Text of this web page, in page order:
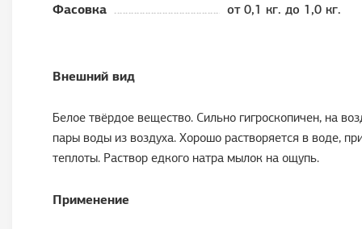
Фасовка от 0,1 кг. до 1,0 кг.
Внешний вид
Белое твёрдое вещество. Сильно гигроскопичен, на
пары воды из воздуха. Хорошо растворяется в воде,
теплоты. Раствор едкого натра мылок на ощупь.
Применение